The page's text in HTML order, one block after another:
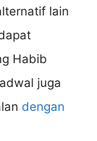
lain
Habib
juga
dengan